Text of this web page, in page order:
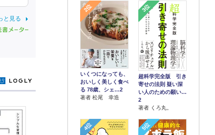
と見る
2位
いくつになっても、
おいしく美しく食べ
る 78歳、シェ…2
著者 松尾 幸造
3位
超科学完全版 引き
寄せの法則 疑い深
い人のための願い…
2
著者 くろ丸。
4位 5位